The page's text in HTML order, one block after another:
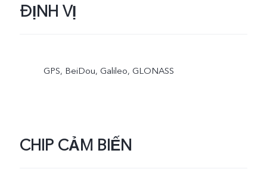
ĐỊNH VỊ
GPS, BeiDou, Galileo, GLONASS
CHIP CẢM BIẾN